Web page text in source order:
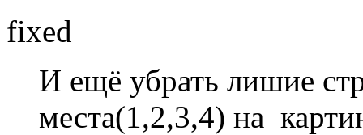
fixed
И ещё убрать лишие
места(1,2,3,4) на